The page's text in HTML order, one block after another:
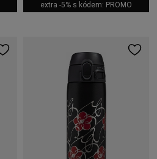
extra -5% s kódem: PROMO